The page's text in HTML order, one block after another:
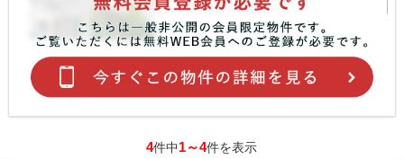
4件中1～4件を表示